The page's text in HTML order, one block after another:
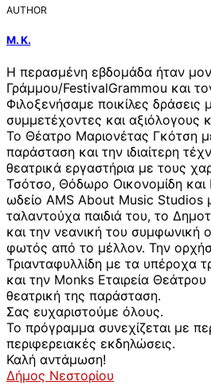
AUTHOR
Μ. Κ.
Η περασμένη εβδομάδα ήταν
Γράμμου/FestivalGrammou και
Φιλοξενήσαμε ποικίλες δράσεις
συμμετέχοντες και αξιόλογους
Το Θέατρο Μαριονέτας Γκότση
παράσταση και την ιδιαίτερη
θεατρικά εργαστήρια με τους
Τσότσο, Θόδωρο Οικονομίδη και
ωδείο AMS About Music Studios
ταλαντούχα παιδιά του, το
και την νεανική του συμφωνική
φωτός από το μέλλον. Την
Τριανταφυλλίδη με τα υπέροχα
και την Monks Εταιρεία Θεάτρου
θεατρική της παράσταση.
Σας ευχαριστούμε όλους.
Το πρόγραμμα συνεχίζεται με
περιφερειακές εκδηλώσεις.
Καλή αντάμωση!
Δήμος Νεστορίου